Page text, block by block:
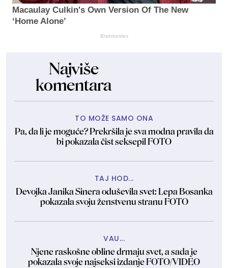
Macaulay Culkin's Own Version Of The New
‘Home Alone’
Brainberries
Najviše
komentara
TO MOŽE SAMO ONA
Pa, da li je moguće? Prekršila je sva modna pravila da
bi pokazala čist seksepil FOTO
TAJ HOD...
Devojka Janika Sinera oduševila svet: Lepa Bosanka
pokazala svoju ženstvenu stranu FOTO
VAU...
Njene raskošne obline drmaju svet, a sada je
pokazala svoje najseksi izdanje FOTO/VIDEO